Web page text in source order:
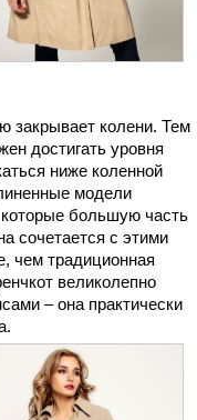
закрывает колени. Тем
достигать уровня
ниже коленной
модели
большую часть
сочетается с этими
чем традиционная
великолепно
– она практически